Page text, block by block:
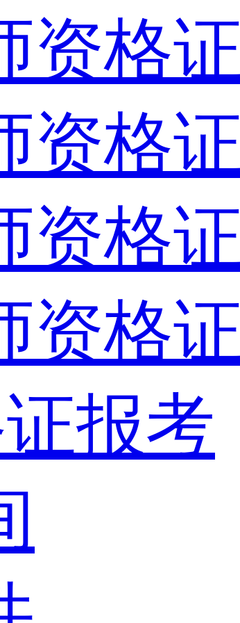
资格证
资格证
资格证
资格证
报考